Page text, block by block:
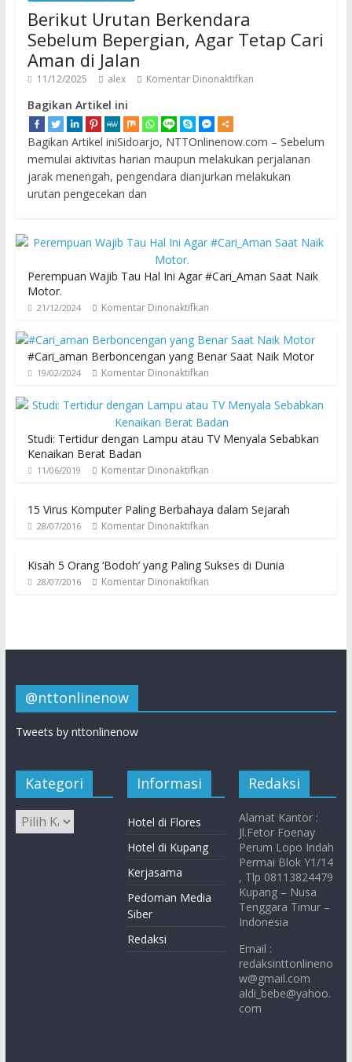
Berikut Urutan Berkendara
Sebelum Bepergian, Agar Tetap Cari
Aman di Jalan
11/12/2025 alex Komentar Dinonaktifkan
Bagikan Artikel ini
Bagikan Artikel iniSidoarjo, NTTOnlinenow.com – Sebelum
memulai aktivitas harian maupun melakukan perjalanan
jarak menengah, pengendara dianjurkan melakukan
urutan pengecekan dan
Perempuan Wajib Tau Hal Ini Agar #Cari_Aman Saat Naik
Motor.
21/12/2024 Komentar Dinonaktifkan
#Cari_aman Berboncengan yang Benar Saat Naik Motor
19/02/2024 Komentar Dinonaktifkan
Studi: Tertidur dengan Lampu atau TV Menyala Sebabkan
Kenaikan Berat Badan
11/06/2019 Komentar Dinonaktifkan
15 Virus Komputer Paling Berbahaya dalam Sejarah
28/07/2016 Komentar Dinonaktifkan
Kisah 5 Orang ‘Bodoh’ yang Paling Sukses di Dunia
28/07/2016 Komentar Dinonaktifkan
@nttonlinenow
Tweets by nttonlinenow
Kategori Informasi
Hotel di Flores
Hotel di Kupang
Kerjasama
Pedoman Media
Siber
Redaksi
Redaksi
Alamat Kantor :
Jl.Fetor Foenay
Perum Lopo Indah
Permai Blok Y1/14
, Tlp 08113824479
Kupang – Nusa
Tenggara Timur –
Indonesia
Email :
redaksinttonlineno
w@gmail.com
aldi_bebe@yahoo.
com